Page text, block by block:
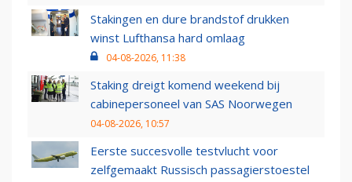
Stakingen en dure brandstof drukken
winst Lufthansa hard omlaag
04-08-2026, 11:38
Staking dreigt komend weekend bij
cabinepersoneel van SAS Noorwegen
04-08-2026, 10:57
Eerste succesvolle testvlucht voor
zelfgemaakt Russisch passagierstoestel